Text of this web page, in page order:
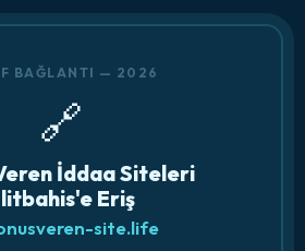
BAĞLANTI — 2026
🔗
İddaa Siteleri
Eriş
site.life